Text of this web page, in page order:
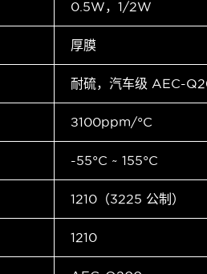
0.5W，1/2W
厚膜
耐硫，汽车级 AEC-
±100ppm/°C
-55°C ~ 155°C
1210（3225 公制）
1210